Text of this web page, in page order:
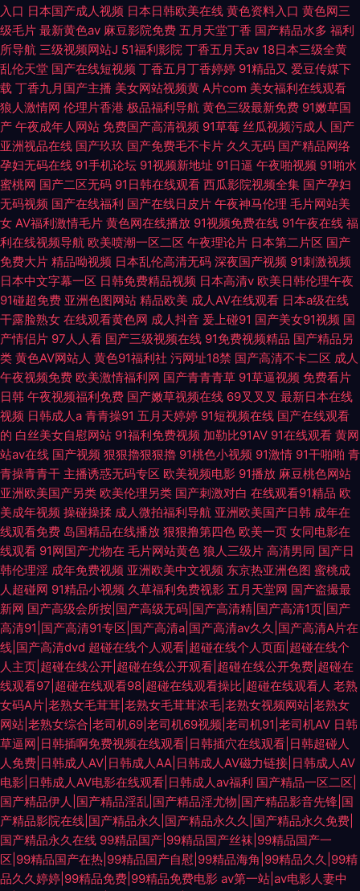
入口 日本国产成人视频 日本日韩欧美在线 黄色资料入口 黄色网三
级毛片 最新黄色av 麻豆影院免费 五月天堂丁香 国产精品水多 福利
所导航 三级视频网站J 51福利影院 丁香五月天av 18日本三级全黄
乱伦天堂 国产在线短视频 丁香五月丁香婷婷 91精品又 爱豆传媒下
载 丁香九月国产主播 美女网站视频黄 A片com 美女福利在线观看
狼人激情网 伦理片香港 极品福利导航 黄色三级最新免费 91嫩草国
产 午夜成年人网站 免费国产高清视频 91草莓 丝瓜视频污成人 国产
亚洲视品在线 国产玖玖 国产免费毛不卡片 久久无码 国产精品网络
孕妇无码在线 91手机论坛 91视频新地址 91日逼 午夜啪视频 91啪水
蜜桃网 国产二区无码 91日韩在线观看 西瓜影院视频全集 国产孕妇
无码视频 国产在线福利 国产在线日皮片 午夜神马伦理 毛片网站美
女 AV福利激情毛片 黄色网在线播放 91视频免费在线 91午夜在线 福
利在线视频导航 欧美喷潮一区二区 午夜理论片 日本第二片区 国产
免费大片 精品呦视频 日本乱伦高清无码 深夜国产视频 91刺激视频
日本中文字幕一区 日韩免费精品视频 日本高清v 欧美日韩伦理午夜
91碰超免费 亚洲色图网站 精品欧美 成人AV在线观看 日本a级在线
干露脸熟女 在线观看黄色网 成人抖音 爰上碰91 国产美女91视频 国
产情侣片 97人人看 国产三级视频在线 91免费视频精品 国产精品另
类 黄色AV网站人 黄色91福利社 污网址18禁 国产高清不卡二区 成人
午夜视频免费 欧美激情福利网 国产青青青草 91草逼视频 免费看片
日韩 午夜视频福利免费 国产嫩草视频在线 69叉叉叉 最新日本在线
视频 日韩成人a 青青操91 五月天婷婷 91短视频在线 国产在线观看
的 白丝美女自慰网站 91福利免费视频 加勒比91AV 91在线观看 黄网
站av在线 国产视频 狠狠擼狠狠擼 91桃色小视频 91激情 91干啪啪 青
青操青青干 主播诱惑无码专区 欧美视频电影 91播放 麻豆桃色网站
亚洲欧美国产另类 欧美伦理另类 国产刺激对白 在线观看91精品 欧
美成年视频 操碰操揉 成人微拍福利导航 亚洲欧美国产日韩 成年在
线观看免费 岛国精品在线播放 狠狠撸第四色 欧美一页 女同电影在
线观看 91网国产尤物在 毛片网站黄色 狼人三级片 高清男同 国产日
韩伦理淫 成年免费视频 亚洲欧美中文视频 东京热亚洲色图 蜜桃成
人超碰网 91精品小视频 久草福利免费视影 五月天堂网 国产盗撮最
新网 国产高级会所按|国产高级无码|国产高清精|国产高清1页|国产
高清91|国产高清91专区|国产高清a|国产高清av久久|国产高清A片在
线|国产高清dvd 超碰在线个人观看|超碰在线个人页面|超碰在线个
人主页|超碰在线公开|超碰在线公开观看|超碰在线公开免费|超碰在
线观看97|超碰在线观看98|超碰在线观看操比|超碰在线观看人 老熟
女码A片|老熟女毛茸茸|老熟女毛茸茸浓毛|老熟女视频网站|老熟女
网站|老熟女综合|老司机69|老司机69视频|老司机91|老司机AV 日韩
草逼网|日韩插啊免费视频在线观看|日韩插穴在线观看|日韩超碰人
人免费|日韩成人AⅤ|日韩成人AA|日韩成人AV磁力链接|日韩成人AV
电影|日韩成人AV电影在线观看|日韩成人av福利 国产精品一区二区|
国产精品伊人|国产精品淫乱|国产精品淫尤物|国产精品影音先锋|国
产精品影院在线|国产精品永久|国产精品永久久|国产精品永久免费|
国产精品永久在线 99精品国产|99精品国产丝袜|99精品国产一
区|99精品国产在热|99精品国产自慰|99精品海角|99精品久久|99精
品久久婷婷|99精品免费|99精品免费电影 av第一站|av电影人妻中